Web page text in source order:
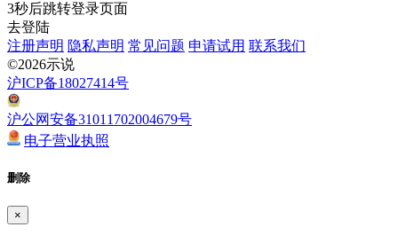
3秒后跳转登录页面
去登陆
注册声明 隐私声明 常见问题 申请试用 联系我们
©2026示说
沪ICP备18027414号
沪公网安备31011702004679号
电子营业执照
删除
×